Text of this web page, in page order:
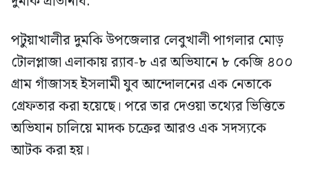
পটুয়াখালীর দুমকি উপজেলার লেবুখালী পাগলার মোড়
টোলপ্লাজা এলাকায় র‍্যাব-৮ এর অভিযানে ৮ কেজি ৪০০
গ্রাম গাঁজাসহ ইসলামী যুব আন্দোলনের এক নেতাকে
গ্রেফতার করা হয়েছে। পরে তার দেওয়া তথ্যের ভিত্তিতে
অভিযান চালিয়ে মাদক চক্রের আরও এক সদস্যকে
আটক করা হয়।